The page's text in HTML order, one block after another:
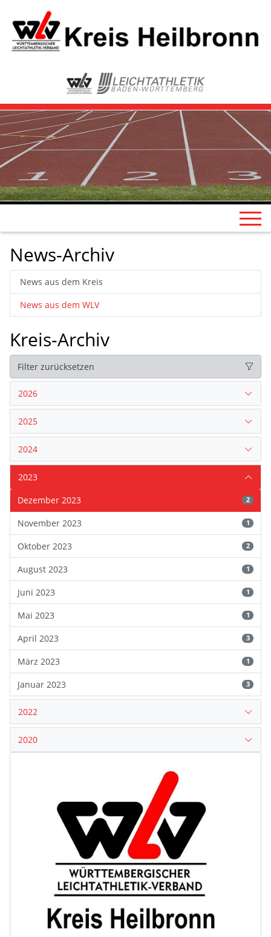
News-Archiv
News aus dem Kreis
News aus dem WLV
Kreis-Archiv
Filter zurücksetzen
2026
2025
2024
2023
Dezember 2023
2
November 2023 1
Oktober 2023 2
August 2023 1
Juni 2023 1
Mai 2023 1
April 2023 3
März 2023 1
Januar 2023 3
2022
2020